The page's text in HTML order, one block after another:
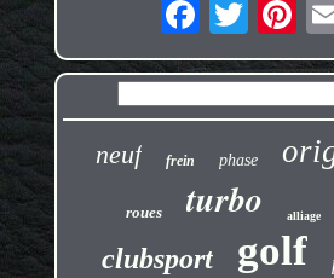
neuf frein phase
roues turbo alliage
clubsport golf